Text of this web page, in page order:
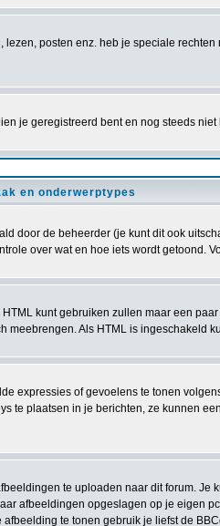
posten enz. heb je speciale
je geregistreerd bent en nog steeds
en onderwerptypes
door de beheerder (je kunt dit ook
over wat en hoe iets wordt getoond.
kunt gebruiken zullen maar een
Als HTML is ingeschakeld
expressies of gevoelens te tonen
te plaatsen in je berichten, ze kunnen
te uploaden naar dit forum.
afbeeldingen opgeslagen op je eigen
te tonen gebruik je liefst de